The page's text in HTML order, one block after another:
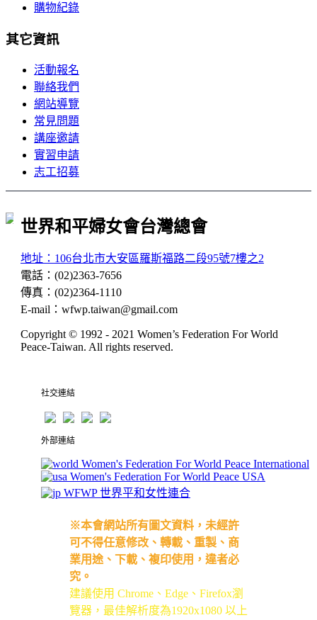
購物紀錄
其它資訊
活動報名
聯絡我們
網站導覽
常見問題
講座邀請
實習申請
志工招募
世界和平婦女會台灣總會
地址：106台北市大安區羅斯福路二段95號7樓之2
電話： (02)2363-7656
傳真： (02)2364-1110
E-mail： wfwp.taiwan@gmail.com
Copyright © 1992 - 2021 Women’s Federation For World
Peace-Taiwan. All rights reserved.
社交連結
外部連結
Women's Federation For World Peace International
Women's Federation For World Peace USA
WFWP 世界平和女性連合
※本會網站所有圖文資料，未經許
可不得任意修改、轉載、重製、商
業用途、下載、複印使用，違者必
究。
建議使用 Chrome、Edge、Firefox瀏
覽器，最佳解析度為1920x1080 以上